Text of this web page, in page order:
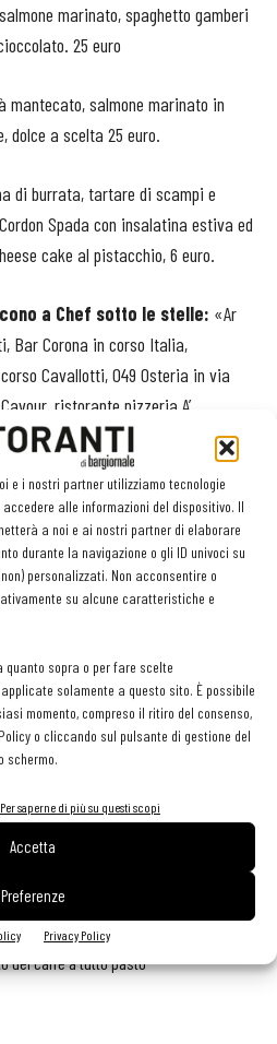
e i nostri partner utilizziamo tecnologie
alle informazioni del dispositivo. Il
a noi e ai nostri partner di elaborare
durante la navigazione o gli ID univoci su
personalizzati. Non acconsentire o
su alcune caratteristiche e
sopra o per fare scelte
solamente a questo sito. È possibile
momento, compreso il ritiro del consenso,
o cliccando sul pulsante di gestione del
schermo.
Per saperne di più su questi scopi
Accetta
Preferenze
Privacy Policy
marinato, spaghetto gamberi
25 euro
salmone marinato in
a scelta 25 euro.
di burrata, tartare di scampi e
Spada con insalatina estiva ed
cake al pistacchio, 6 euro.
a Chef sotto le stelle: «Ar
Bar Corona in corso Italia,
Cavallotti, 049 Osteria in via
ristorante pizzeria A’
4 tavoli in salumeria Moroni in via
in largo Cavallazzi, Maverick
in corso XXIII marzo,
Dai Malnat in corso Torino, Caffè
del Castello.
Twitter
sapore dei funghi. Come prepararli,
del caffè a tutto pasto